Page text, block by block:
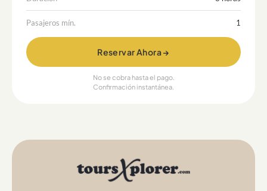
Pasajeros mín. 1
Reservar Ahora →
No se cobra hasta el pago.
Confirmación instantánea.